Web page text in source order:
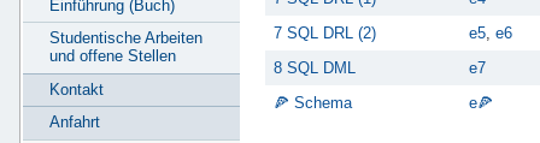
7 SQL DRL (2)
e5, e6
8 SQL DML
e7
🍕 Schema
e🍕
Einführung (Buch)
Studentische Arbeiten
und offene Stellen
Kontakt
Anfahrt